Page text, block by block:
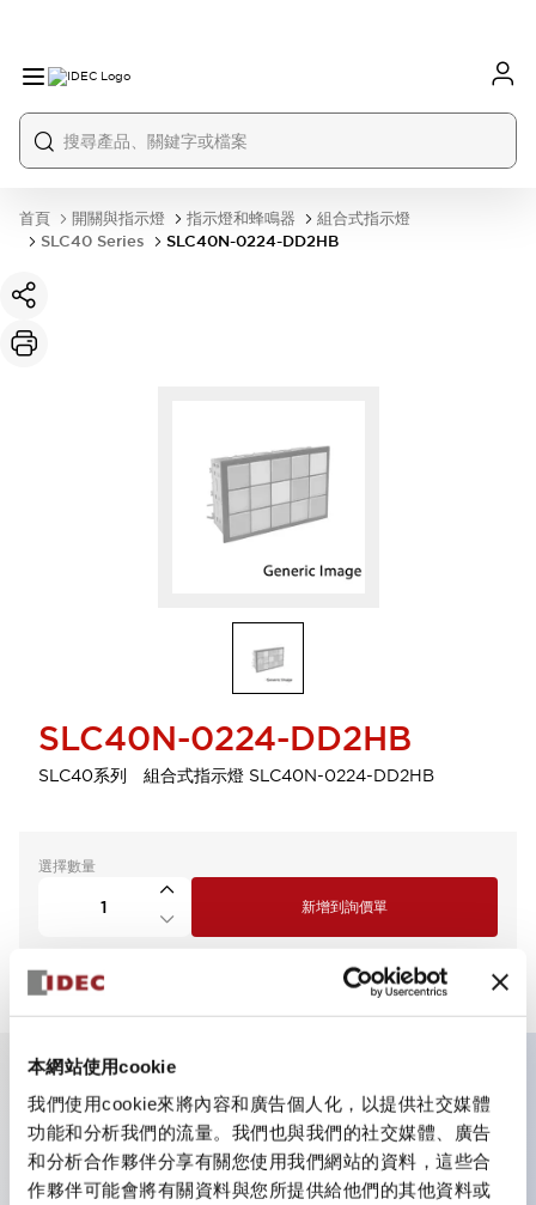
本網站使用cookie
我們使用cookie來將內容和廣告個人化，以提供社交媒體
功能和分析我們的流量。我們也與我們的社交媒體、廣告
和分析合作夥伴分享有關您使用我們網站的資料，這些合
作夥伴可能會將有關資料與您所提供給他們的其他資料或
首頁 開關與指示燈 指示燈和蜂鳴器
組合式指示燈
SLC40 Series
SLC40N-0224-DD2HB
SLC40N-0224-DD2HB
SLC40系列 組合式指示燈 SLC40N-0224-DD2HB
選擇數量
新增到詢價單
主要特點
將多個指示燈組合成單一矩陣